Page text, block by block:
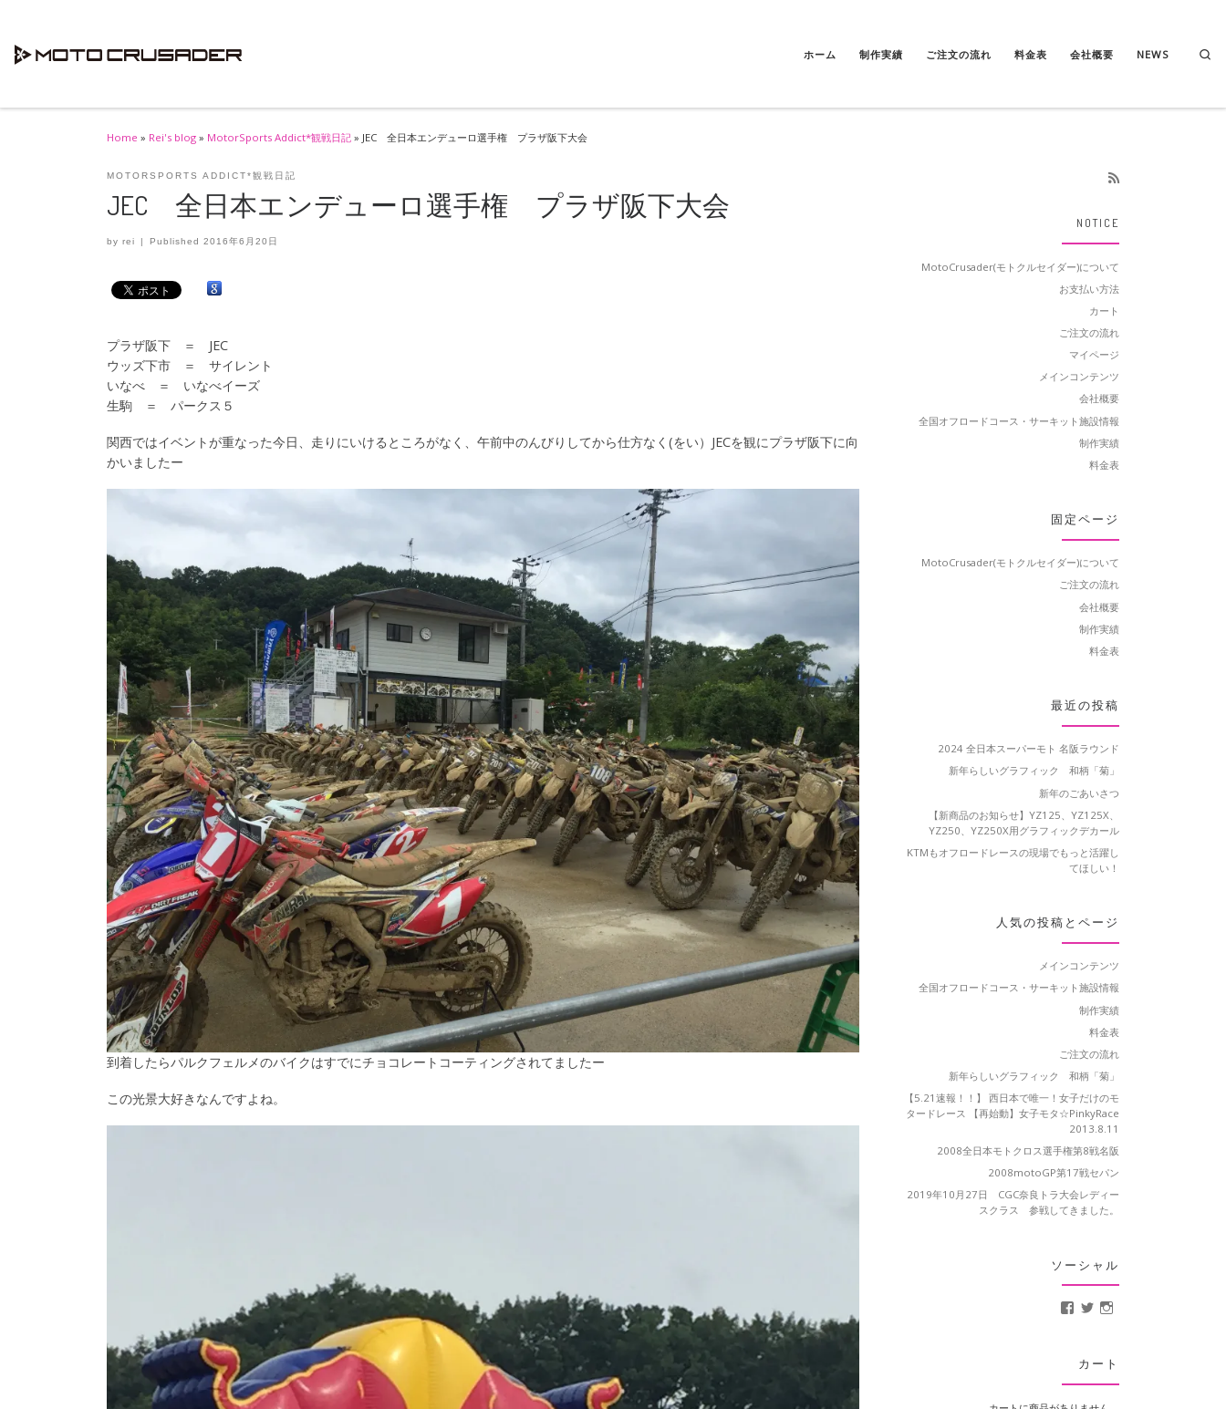
ホーム 制作実績 ご注文の流れ 料金表 会社概要 NEWS
Home » Rei's blog » MotorSports Addict*観戦日記 » JEC 全日本エンデューロ選手権 プラザ阪下大会
MOTORSPORTS ADDICT*観戦日記
JEC 全日本エンデューロ選手権 プラザ阪下大会
by rei | Published2016年6月20日
プラザ阪下 ＝ JEC
ウッズ下市 ＝ サイレント
いなべ ＝ いなべイーズ
生駒 ＝ パークス５
関西ではイベントが重なった今日、走りにいけるところがなく、午前中のんびりしてから仕方なく(をい）JECを観にプラザ阪下に向
かいましたー
到着したらパルクフェルメのバイクはすでにチョコレートコーティングされてましたー
この光景大好きなんですよね。
NOTICE
MotoCrusader(モトクルセイダー)について
お支払い方法
カート
ご注文の流れ
マイページ
メインコンテンツ
会社概要
全国オフロードコース・サーキット施設情報
制作実績
料金表
固定ページ
MotoCrusader(モトクルセイダー)について
ご注文の流れ
会社概要
制作実績
料金表
最近の投稿
2024 全日本スーパーモト 名阪ラウンド
新年らしいグラフィック 和柄「菊」
新年のごあいさつ
【新商品のお知らせ】YZ125、YZ125X、
YZ250、YZ250X用グラフィックデカール
KTMもオフロードレースの現場でもっと活躍し
てほしい！
人気の投稿とページ
メインコンテンツ
全国オフロードコース・サーキット施設情報
制作実績
料金表
ご注文の流れ
新年らしいグラフィック 和柄「菊」
【5.21速報！！】 西日本で唯一！女子だけのモ
タードレース 【再始動】女子モタ☆PinkyRace
2013.8.11
2008全日本モトクロス選手権第8戦名阪
2008motoGP第17戦セパン
2019年10月27日 CGC奈良トラ大会レディー
スクラス 参戦してきました。
ソーシャル
MotoCrusader さんのプ
@MotoCrusader さ
カート